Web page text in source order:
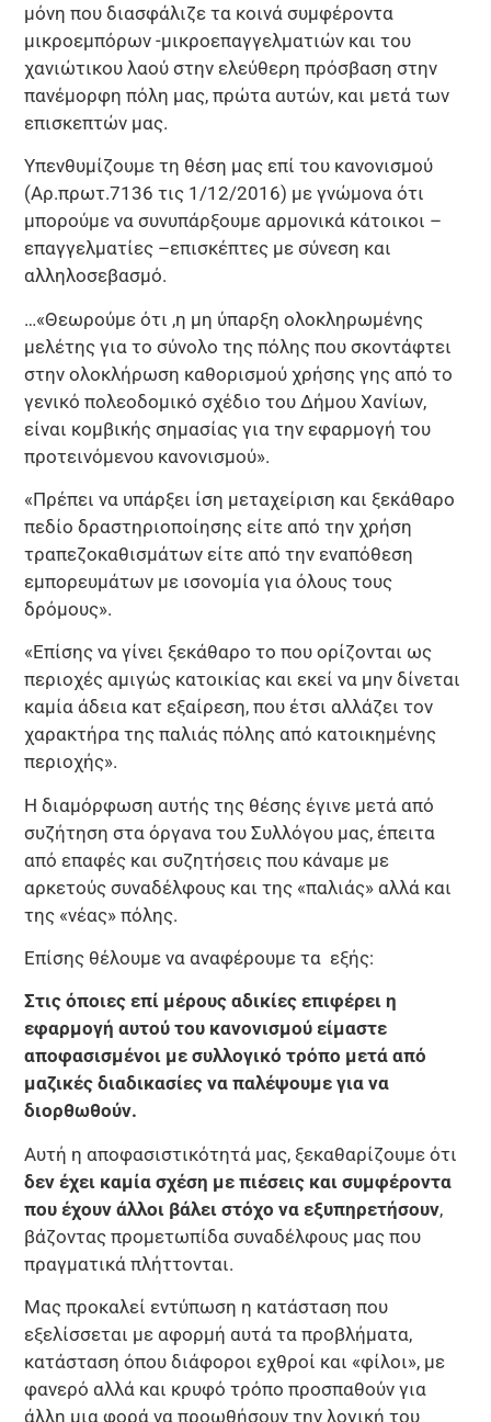
μόνη που διασφάλιζε τα κοινά συμφέροντα
μικροεμπόρων -μικροεπαγγελματιών και του
χανιώτικου λαού στην ελεύθερη πρόσβαση στην
πανέμορφη πόλη μας, πρώτα αυτών, και μετά των
επισκεπτών μας.
Υπενθυμίζουμε τη θέση μας επί του κανονισμού
(Αρ.πρωτ.7136 τις 1/12/2016) με γνώμονα ότι
μπορούμε να συνυπάρξουμε αρμονικά κάτοικοι –
επαγγελματίες –επισκέπτες με σύνεση και
αλληλοσεβασμό.
…«Θεωρούμε ότι ,η μη ύπαρξη ολοκληρωμένης
μελέτης για το σύνολο της πόλης που σκοντάφτει
στην ολοκλήρωση καθορισμού χρήσης γης από το
γενικό πολεοδομικό σχέδιο του Δήμου Χανίων,
είναι κομβικής σημασίας για την εφαρμογή του
προτεινόμενου κανονισμού».
«Πρέπει να υπάρξει ίση μεταχείριση και ξεκάθαρο
πεδίο δραστηριοποίησης είτε από την χρήση
τραπεζοκαθισμάτων είτε από την εναπόθεση
εμπορευμάτων με ισονομία για όλους τους
δρόμους».
«Επίσης να γίνει ξεκάθαρο το που ορίζονται ως
περιοχές αμιγώς κατοικίας και εκεί να μην δίνεται
καμία άδεια κατ εξαίρεση, που έτσι αλλάζει τον
χαρακτήρα της παλιάς πόλης από κατοικημένης
περιοχής».
Η διαμόρφωση αυτής της θέσης έγινε μετά από
συζήτηση στα όργανα του Συλλόγου μας, έπειτα
από επαφές και συζητήσεις που κάναμε με
αρκετούς συναδέλφους και της «παλιάς» αλλά και
της «νέας» πόλης.
Επίσης θέλουμε να αναφέρουμε τα εξής:
Στις όποιες επί μέρους αδικίες επιφέρει η
εφαρμογή αυτού του κανονισμού είμαστε
αποφασισμένοι με συλλογικό τρόπο μετά από
μαζικές διαδικασίες να παλέψουμε για να
διορθωθούν.
Αυτή η αποφασιστικότητά μας, ξεκαθαρίζουμε ότι
δεν έχει καμία σχέση με πιέσεις και συμφέροντα
που έχουν άλλοι βάλει στόχο να εξυπηρετήσουν,
βάζοντας προμετωπίδα συναδέλφους μας που
πραγματικά πλήττονται.
Μας προκαλεί εντύπωση η κατάσταση που
εξελίσσεται με αφορμή αυτά τα προβλήματα,
κατάσταση όπου διάφοροι εχθροί και «φίλοι», με
φανερό αλλά και κρυφό τρόπο προσπαθούν για
άλλη μια φορά να προωθήσουν την λογική του